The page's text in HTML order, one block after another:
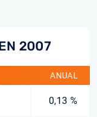
2007
ANUAL
0,13 %